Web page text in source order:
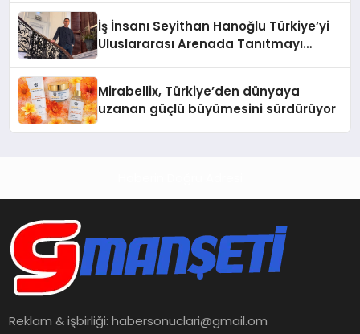
İş İnsanı Seyithan Hanoğlu Türkiye’yi
Uluslararası Arenada Tanıtmayı
Mirabellix, Türkiye’den dünyaya
uzanan güçlü büyümesini sürdürüyor
Reklam & işbirliği:habersonuclari@gmail.om